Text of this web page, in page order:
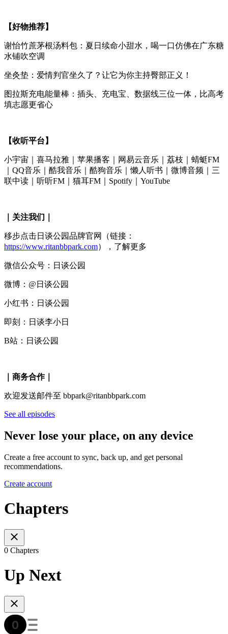
【好物推荐】
谢怡竹蔗茅根汤料包：夏日续命小甜水，喝一口仿佛在广东糖
水铺吹空调
坐灸垫：爱情判官坐久了？让它为你主持臀部正义！
图拉斯充电能量棒：插头、充电宝、数据线三位一体，比高考
填志愿更省心
【收听平台】
小宇宙｜喜马拉雅｜苹果播客｜网易云音乐｜荔枝｜蜻蜓FM
｜QQ音乐｜酷我音乐｜酷狗音乐｜懒人听书｜微博音频｜三
联中读｜听听FM｜猫耳FM｜Spotify｜YouTube
｜关注我们｜
移步点击日谈公园品牌官网（链接：
https://www.ritanbbpark.com），了解更多
微信公众号：日谈公园
微博：@日谈公园
小红书：日谈公园
即刻：日谈李小日
B站：日谈公园
｜商务合作｜
欢迎发送邮件至 bbpark@ritanbbpark.com
See all episodes
Never lose your place, on any device
Create a free account to sync, back up, and get personal
recommendations.
Create account
Chapters
0 Chapters
Up Next